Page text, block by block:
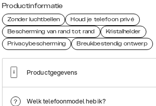
Productinformatie
Zonder luchtbellen
Houd je telefoon privé
Bescherming van rand tot rand
Kristalhelder
Privacybescherming
Breukbestendig ontwerp
Productgegevens
Welk telefoonmodel heb ik?